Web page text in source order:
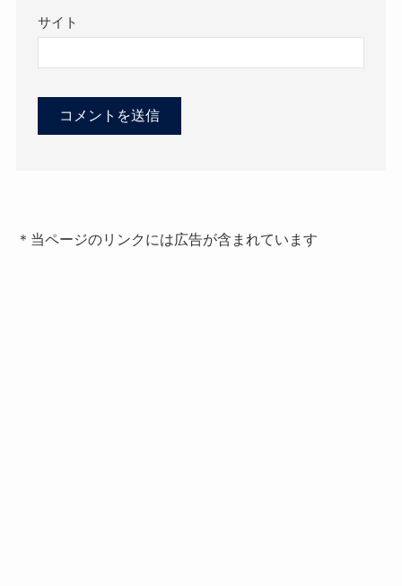
サイト
＊当ページのリンクには広告が含まれています